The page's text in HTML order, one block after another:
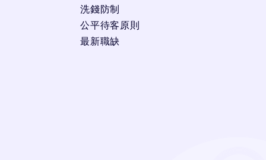
洗錢防制
公平待客原則
最新職缺